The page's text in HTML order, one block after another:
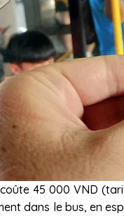
45 000 VND
dans le bus, en